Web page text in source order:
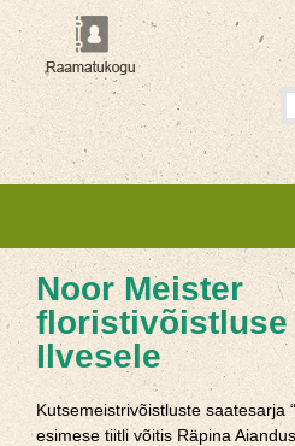
Noor Meister
floristivõistluse
Ilvesele
Kutsemeistrivõistluste saatesarja
esimese tiitli võitis Räpina